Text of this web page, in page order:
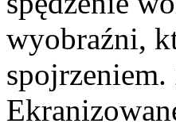
wyobraźni,